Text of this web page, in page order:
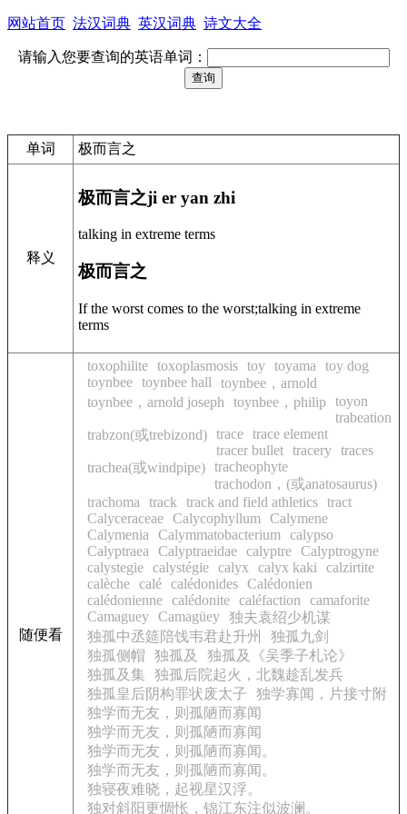
网站首页 法汉词典 英汉词典 诗文大全
请输入您要查询的英语单词：
单词 极而言之
释义
极而言之ji er yan zhi
talking in extreme terms
极而言之
If the worst comes to the worst;talking in extreme
terms
随便看
toxophilite toxoplasmosis toy toyama
toy dog
toynbee toynbee hall
toynbee，arnold
toynbee，arnold joseph
toynbee，philip toyon
trabeation
trabzon(或trebizond) trace trace element
tracer bullet tracery traces
trachea(或windpipe) tracheophyte
trachodon，(或anatosaurus)
trachoma
track track and field athletics tract
Calyceraceae Calycophyllum
Calymene
Calymenia
Calymmatobacterium
calypso
Calyptraea
Calyptraeidae calyptre Calyptrogyne
calystegie calystégie calyx calyx kaki
calzirtite
calèche calé calédonides Calédonien
calédonienne calédonite caléfaction
camaforite
Camaguey Camagüey 独夫袁绍少机谋
独孤中丞筵陪饯韦君赴升州
独孤九剑
独孤侧帽
独孤及
独孤及《吴季子札论》
独孤及集
独孤后院起火，北魏趁乱发兵
独孤皇后阴构罪状废太子
独学寡闻，片接寸附
独学而无友，则孤陋而寡闻
独学而无友，则孤陋而寡闻
独学而无友，则孤陋而寡闻。
独学而无友，则孤陋而寡闻。
独寝夜难晓，起视星汉浮。
独对斜阳更惆怅，锦江东注似波澜。